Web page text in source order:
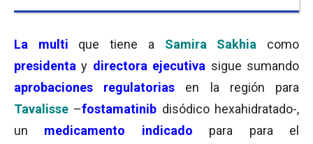
La multi que tiene a Samira Sakhia como
presidentay directora ejecutiva sigue sumando
aprobaciones regulatorias
en la región para
Tavalisse –fostamatinib disódico hexahidratado-,
un medicamento indicado para para el